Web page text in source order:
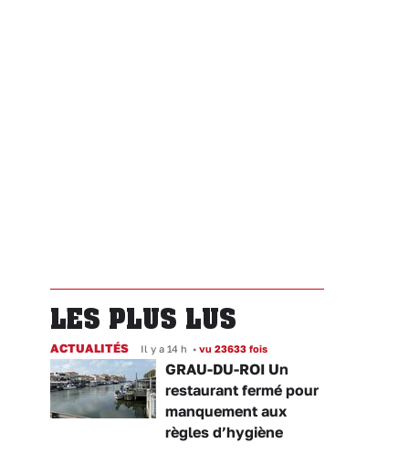
LES PLUS LUS
ACTUALITÉS Il y a 14 h • vu 23633 fois
GRAU-DU-ROI Un
restaurant fermé pour
manquement aux
règles d’hygiène